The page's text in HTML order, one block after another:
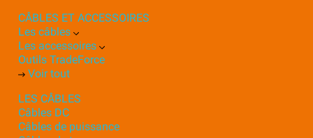
CÂBLES ET ACCESSOIRES
Les câbles
Les accessoires
Outils TradeForce
Voir tout
LES CÂBLES
Câbles DC
Câbles de puissance